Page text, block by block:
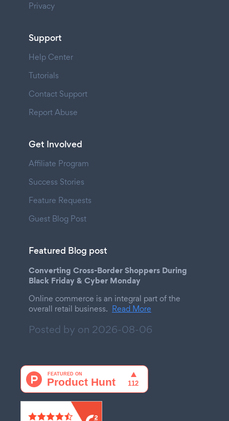
Privacy
Support
Help Center
Tutorials
Contact Support
Report Abuse
Get Involved
Affiliate Program
Success Stories
Feature Requests
Guest Blog Post
Featured Blog post
Converting Cross-Border Shoppers During
Black Friday & Cyber Monday
Online commerce is an integral part of the
overall retail business. Read More
Posted by on 2026-08-06